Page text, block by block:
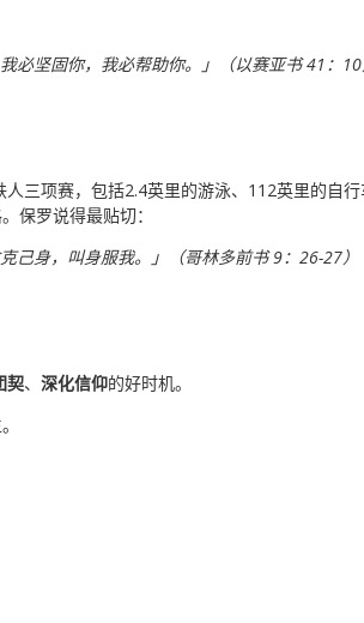
必坚固你，我必帮助你。」（以赛亚书 41：10
三项赛，包括2.4英里的游泳、112英里的自
保罗说得最贴切：
己身，叫身服我。」（哥林多前书 9：26-27）
契、 深化信仰的好时机。